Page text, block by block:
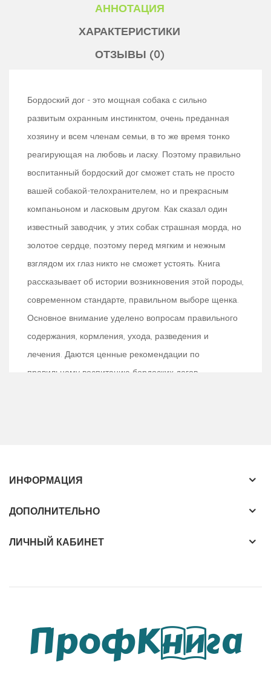
АННОТАЦИЯ
ХАРАКТЕРИСТИКИ
ОТЗЫВЫ (0)
Бордоский дог - это мощная собака с сильно
развитым охранным инстинктом, очень преданная
хозяину и всем членам семьи, в то же время тонко
реагирующая на любовь и ласку. Поэтому правильно
воспитанный бордоский дог сможет стать не просто
вашей собакой-телохранителем, но и прекрасным
компаньоном и ласковым другом. Как сказал один
известный заводчик, у этих собак страшная морда, но
золотое сердце, поэтому перед мягким и нежным
взглядом их глаз никто не сможет устоять. Книга
рассказывает об истории возникновения этой породы,
современном стандарте, правильном выборе щенка.
Основное внимание уделено вопросам правильного
содержания, кормления, ухода, разведения и
лечения. Даются ценные рекомендации по
правильному воспитанию бордоских догов,
ИНФОРМАЦИЯ
ДОПОЛНИТЕЛЬНО
ЛИЧНЫЙ КАБИНЕТ